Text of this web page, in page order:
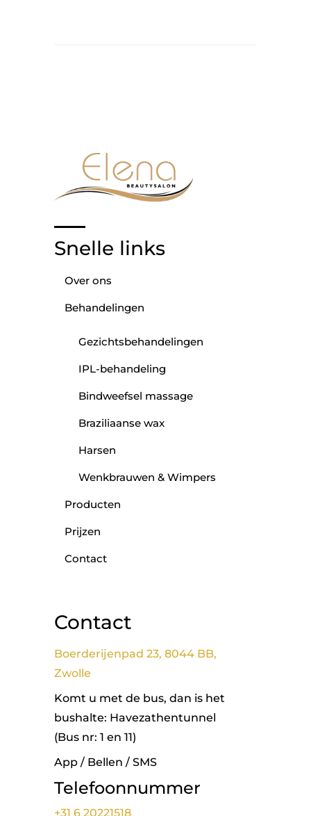
Snelle links
Over ons
Behandelingen
Gezichtsbehandelingen
IPL-behandeling
Bindweefsel massage
Braziliaanse wax
Harsen
Wenkbrauwen & Wimpers
Producten
Prijzen
Contact
Contact
Boerderijenpad 23, 8044 BB,
Zwolle
Komt u met de bus, dan is het
bushalte: Havezathentunnel
(Bus nr: 1 en 11)
App / Bellen / SMS
Telefoonnummer
+31 6 20221518